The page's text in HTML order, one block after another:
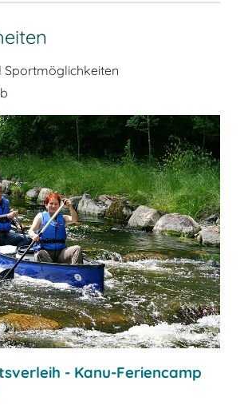
Sportmöglichkeiten
- Kanu-Feriencamp